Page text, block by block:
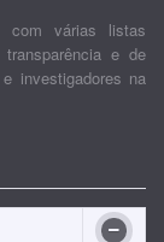
com várias listas
e de
investigadores na